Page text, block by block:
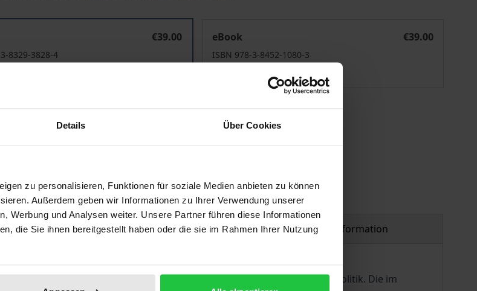
Details Über Cookies
zu personalisieren, Funktionen für soziale Medien anbieten zu können
Außerdem geben wir Informationen zu Ihrer Verwendung unserer
Werbung und Analysen weiter. Unsere Partner führen diese Informationen
die Sie ihnen bereitgestellt haben oder die sie im Rahmen Ihrer Nutzung
€39.00
8329-3828-4
eBook
€39.00
ISBN 978-3-8452-1080-3
Cart
Reviews Product safety information
auch von vielfältigen Schwierigkeiten und Spannungsfeldern geprägte Politik. Die im